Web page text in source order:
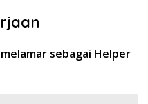
sebagai Helper